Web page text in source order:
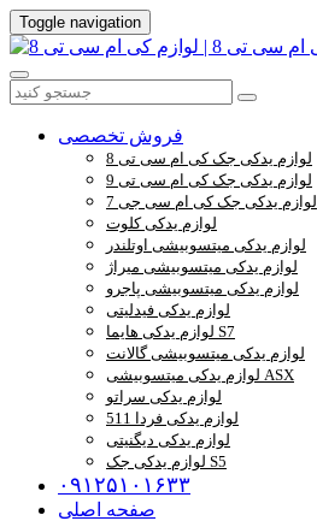
Toggle navigation
فروش تخصصی
لوازم یدکی جک کی ام سی تی 8
لوازم یدکی جک کی ام سی تی 9
لوازم یدکی جک کی ام سی جی 7
لوازم یدکی کلوت
لوازم یدکی میتسوبیشی اوتلندر
لوازم یدکی میتسوبیشی میراژ
لوازم یدکی میتسوبیشی پاجرو
لوازم یدکی فیدلیتی
لوازم یدکی هایما S7
لوازم یدکی میتسوبیشی گالانت
لوازم یدکی میتسوبیشی ASX
لوازم یدکی سراتو
لوازم یدکی فردا 511
لوازم یدکی دیگنیتی
لوازم یدکی جک S5
۰۹۱۲۵۱۰۱۶۳۳
صفحه اصلی